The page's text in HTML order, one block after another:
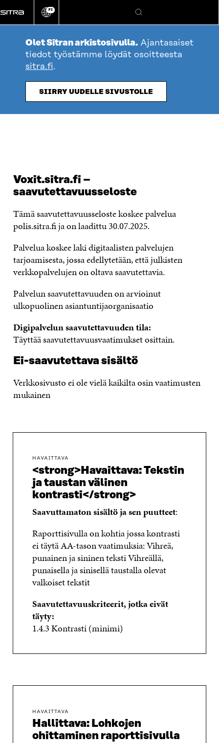
suoraan
sisältöön
Vaihda
kieli
FI
Hae
Olet Sitran arkistosivulla. Ajantasaiset
tiedot työstämme löydät osoitteesta
sitra.fi.
SIIRRY UUDELLE SIVUSTOLLE
Voxit.sitra.fi –
saavutettavuusseloste
Tämä saavutettavuusseloste koskee palvelua
polis.sitra.fi ja on laadittu 30.07.2025.
Palvelua koskee laki digitaalisten palvelujen
tarjoamisesta, jossa edellytetään, että julkisten
verkkopalvelujen on oltava saavutettavia.
Palvelun saavutettavuuden on arvioinut
ulkopuolinen asiantuntijaorganisaatio
Digipalvelun saavutettavuuden tila:
Täyttää saavutettavuusvaatimukset osittain.
Ei-saavutettava sisältö
Verkkosivusto ei ole vielä kaikilta osin vaatimusten
mukainen
HAVAITTAVA
<strong>Havaittava: Tekstin
ja taustan välinen
kontrasti</strong>
Saavuttamaton sisältö ja sen puutteet:
Raporttisivulla on kohtia jossa kontrasti
ei täytä AA-tason vaatimuksia: Vihreä,
punainen ja sininen teksti Vihreällä,
punaisella ja sinisellä taustalla olevat
valkoiset tekstit
Saavutettavuuskriteerit, jotka eivät
täyty:
1.4.3 Kontrasti (minimi)
HAVAITTAVA
Hallittava: Lohkojen
ohittaminen raporttisivulla